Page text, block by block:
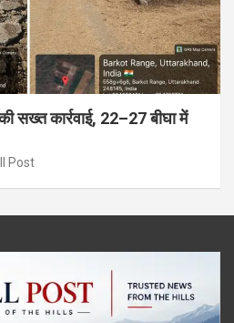
सख्त कार्रवाई, 22–27 बीघा में
Post